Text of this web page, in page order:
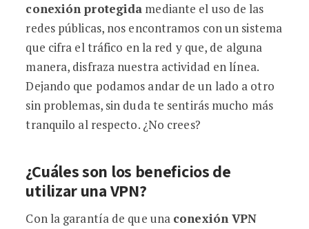
conexión protegida mediante el uso de las
redes públicas, nos encontramos con un sistema
que cifra el tráfico en la red y que, de alguna
manera, disfraza nuestra actividad en línea.
Dejando que podamos andar de un lado a otro
sin problemas, sin duda te sentirás mucho más
tranquilo al respecto. ¿No crees?
¿Cuáles son los beneficios de
utilizar una VPN?
Con la garantía de que una conexión VPN